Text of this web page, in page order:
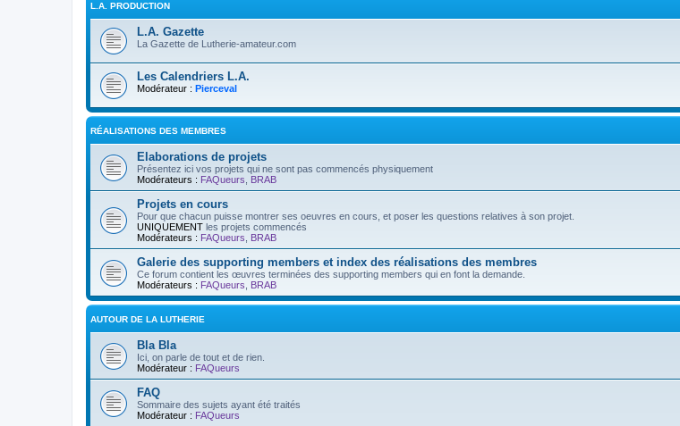
L.A. PRODUCTION
L.A. Gazette
La Gazette de Lutherie-amateur.com
Les Calendriers L.A.
Modérateur : Pierceval
RÉALISATIONS DES MEMBRES
Elaborations de projets
Présentez ici vos projets qui ne sont pas commencés physiquement
Modérateurs : FAQueurs BRAB
Projets en cours
Pour que chacun puisse montrer ses oeuvres en cours, et poser les questions relatives à son projet.
UNIQUEMENT les projets commencés
Modérateurs : FAQueurs BRAB
Galerie des supporting members et index des réalisations des membres
Ce forum contient les œuvres terminées des supporting members qui en font la demande.
Modérateurs : FAQueurs BRAB
AUTOUR DE LA LUTHERIE
Bla Bla
Ici, on parle de tout et de rien.
Modérateur : FAQueurs
FAQ
Sommaire des sujets ayant été traités
Modérateur : FAQueurs